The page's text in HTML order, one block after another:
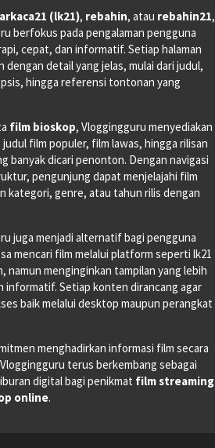
(lk21), rebahin, atau rebahin21,
berfokus pada pengalaman pengguna
cepat, dan informatif. Setiap halaman
dengan detail yang jelas, mulai dari judul,
hingga referensi tontonan yang
film bioskop, Vloggingguru menyediakan
film populer, film lawas, hingga rilisan
banyak dicari penonton. Dengan navigasi
pengunjung dapat menjelajahi film
kategori, genre, atau tahun rilis dengan
juga menjadi alternatif bagi pengguna
mencari film melalui platform seperti lk21
namun menginginkan tampilan yang lebih
informatif. Setiap konten dirancang agar
baik melalui desktop maupun perangkat
menghadirkan informasi film secara
terus berkembang sebagai
digital bagi penikmat film streaming
online.